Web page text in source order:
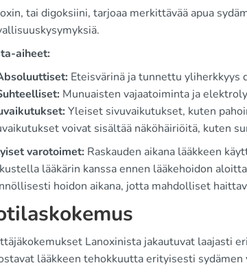
tai digoksiini, tarjoaa merkittävää apua
aiheet:
Eteisvärinä ja tunnettu
Munuaisten vajaatoiminta ja
Yleiset sivuvaikutukset, kuten
voivat sisältää näköhäiriöitä, kuten
varotoimet: Raskauden aikana lääkkeen
lääkärin kanssa ennen lääkehoidon
hoidon aikana, jotta mahdolliset
Lanoxinista jakautuvat laajasti
lääkkeen tehokkuutta erityisesti